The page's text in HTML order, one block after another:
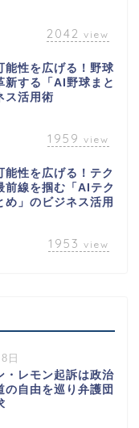
2042 view
能性を広げる！野球
新する「AI野球まと
ス活用術
1959 view
能性を広げる！テク
前線を掴む「AIテク
め」のビジネス活用
1953 view
日
・レモン起訴は政治
の自由を巡り弁護団